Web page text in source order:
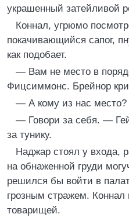
украшенный затейливой
Коннал, угрюмо
покачивающийся сапог,
как подобает.
— Вам не место в
Фицсиммонс. Брейнор
— А кому из нас место?
— Говори за себя. —
за тунику.
Наджар стоял у входа,
на обнаженной груди
решился бы войти в
грозным стражем. Коннал
товарищей.